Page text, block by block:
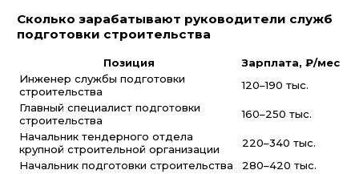
Сколько зарабатывают руководители служб
подготовки строительства
Позиция
Зарплата, ₽/мес
Инженер службы подготовки
строительства
120–190 тыс.
Главный специалист подготовки
строительства
160–250 тыс.
Начальник тендерного отдела
крупной строительной организации
220–340 тыс.
Начальник подготовки строительства
280–420 тыс.